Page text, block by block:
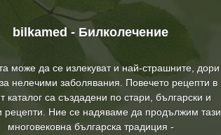
bilkamed - Билколечение
може да се излекуват и най-страшните, дори
нелечими заболявания. Повечето рецепти в
каталог са създадени по стари, български и
рецепти. Ние се надяваме да продължим тази
многовековна българска традиция -